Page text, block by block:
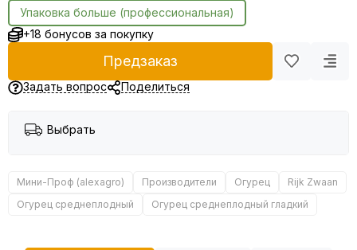
Упаковка больше (профессиональная)
+18 бонусов за покупку
Предзаказ
Задать вопрос Поделиться
Выбрать
Мини-Проф (alexagro) Производители Огурец
Rijk Zwaan
Огурец среднеплодный
Огурец среднеплодный гладкий